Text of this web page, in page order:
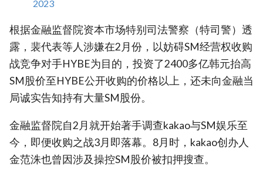
2023
根据金融监督院资本市场特别司法警察（特司警）透
露，裴代表等人涉嫌在2月份，以妨碍SM经营权收购
战竞争对手HYBE为目的，投资了2400多亿韩元抬高
SM股价至HYBE公开收购的价格以上，还未向金融当
局诚实告知持有大量SM股份。
金融监督院自2月就开始著手调查kakao与SM娱乐至
今，即便收购之战3月即落幕。8月时，kakao创办人
金范洙也曾因涉及操控SM股价被扣押搜查。